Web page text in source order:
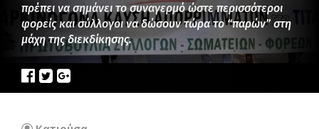
πρέπει να σημάνει το συναγερμό ώστε περισσότεροι
φορείς και σύλλογοι να δώσουν τώρα το “παρών” στη
μάχη της διεκδίκησης.